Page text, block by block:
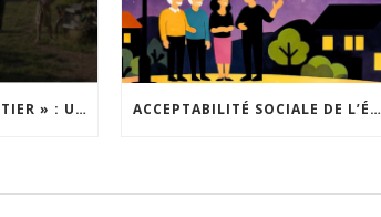
« INSPIRONS LE QUARTIER » : UN NOUVEL APPEL À PROJETS EST LANCÉ ! ACCEPTABILITÉ SOCIALE DE L’ÉCLAIRAGE NOCTURNE : LE REPLAY EST DISPONIBLE